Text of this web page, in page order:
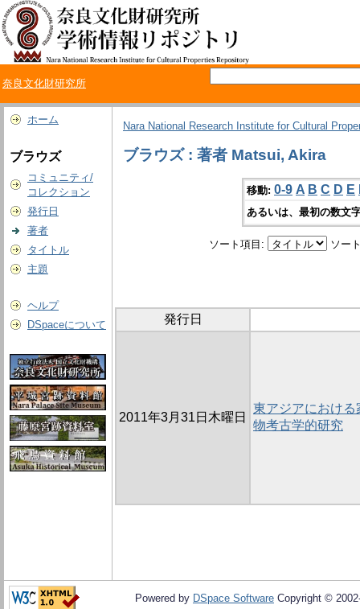
奈良文化財研究所
ホーム
ブラウズ
コミュニティ/
コレクション
発行日
著者
タイトル
主題
ヘルプ
DSpaceについて
Nara National Research Institute for Cultural
ブラウズ : 著者 Matsui, Akira
移動: 0-9 A B C D E
あるいは、最初の数文
ソート項目: ソー
発行日
2011年3月31日木曜日
東アジアにおけ
物考古学的研究
Powered by DSpace Software Copyright ©